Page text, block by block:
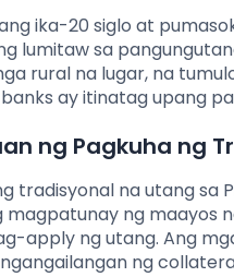
ika-20 siglo at
lumitaw sa
rural na lugar, na
ay itinatag upang
ng Pagkuha ng
tradisyonal na utang sa
magpatunay ng maayos
apply ng utang. Ang
ng